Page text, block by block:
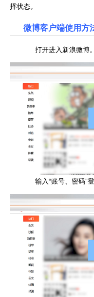
择状态。
微博客户端使用方
打开进入新浪微博。
输入“账号、密码”